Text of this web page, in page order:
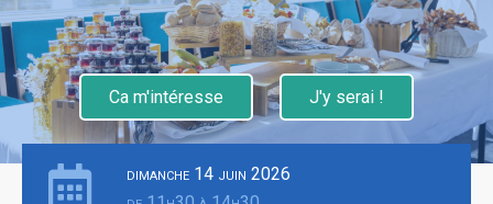
Ca m'intéresse J'y serai !
dimanche 14 juin 2026